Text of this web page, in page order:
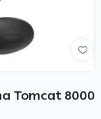
Tomcat 8000